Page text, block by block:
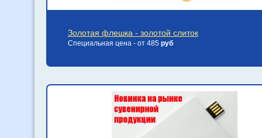
Золотая флешка - золотой слиток
Специальная цена - от 485 руб